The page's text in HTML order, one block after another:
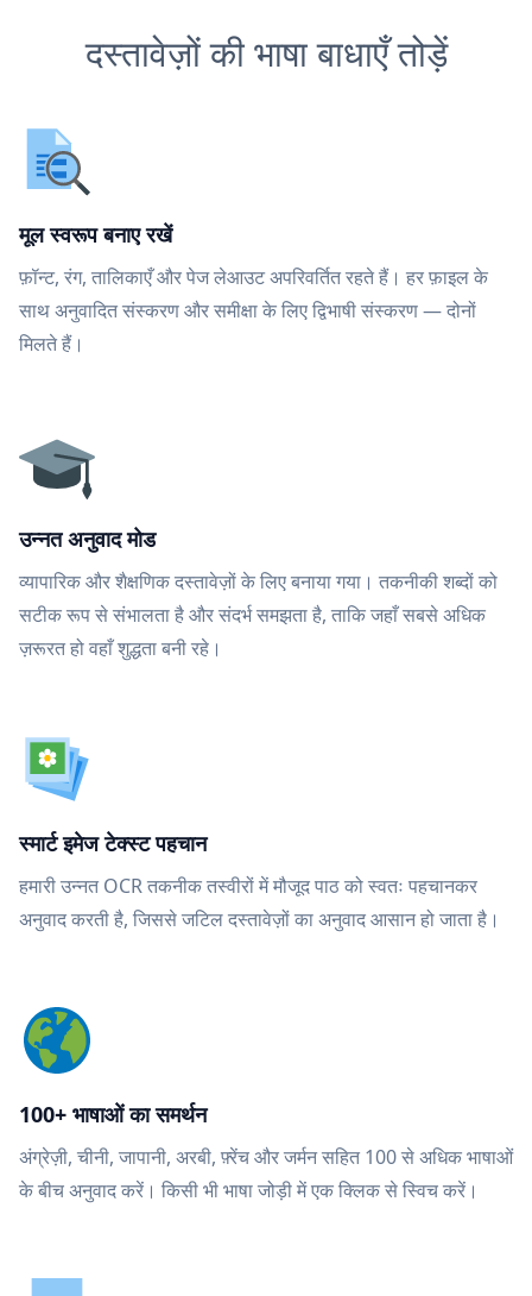
दस्तावेज़ों की भाषा बाधाएँ तोड़ें
मूल स्वरूप बनाए रखें
फ़ॉन्ट, रंग, तालिकाएँ और पेज लेआउट अपरिवर्तित रहते हैं। हर फ़ाइल के
साथ अनुवादित संस्करण और समीक्षा के लिए द्विभाषी संस्करण — दोनों
मिलते हैं।
उन्नत अनुवाद मोड
व्यापारिक और शैक्षणिक दस्तावेज़ों के लिए बनाया गया। तकनीकी शब्दों को
सटीक रूप से संभालता है और संदर्भ समझता है, ताकि जहाँ सबसे अधिक
ज़रूरत हो वहाँ शुद्धता बनी रहे।
स्मार्ट इमेज टेक्स्ट पहचान
हमारी उन्नत OCR तकनीक तस्वीरों में मौजूद पाठ को स्वतः पहचानकर
अनुवाद करती है, जिससे जटिल दस्तावेज़ों का अनुवाद आसान हो जाता है।
100+ भाषाओं का समर्थन
अंग्रेज़ी, चीनी, जापानी, अरबी, फ़्रेंच और जर्मन सहित 100 से अधिक भाषाओं
के बीच अनुवाद करें। किसी भी भाषा जोड़ी में एक क्लिक से स्विच करें।